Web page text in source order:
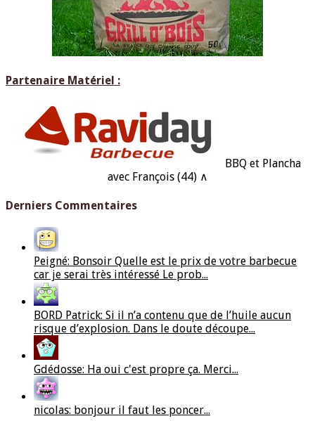
Partenaire Matériel :
BBQ et Plancha
avec François (44) ∧
Derniers Commentaires
Peigné: Bonsoir Quelle est le prix de votre barbecue
car je serai très intéressé Le prob...
BORD Patrick: Si il n’a contenu que de l’huile aucun
risque d’explosion. Dans le doute découpe...
Gdédosse: Ha oui c'est propre ça. Merci...
nicolas: bonjour il faut les poncer...